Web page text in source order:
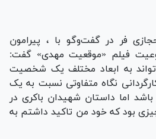
فر در گفت‌وگو با ، پیرامون
فیلم «موقعیت مهدی» گفت:
به ابعاد مختلف یک شخصیت
نگاه متفاوتی نسبت به یک
اما داستان شهیدان باکری در
بود که خود من تاکید داشتم به